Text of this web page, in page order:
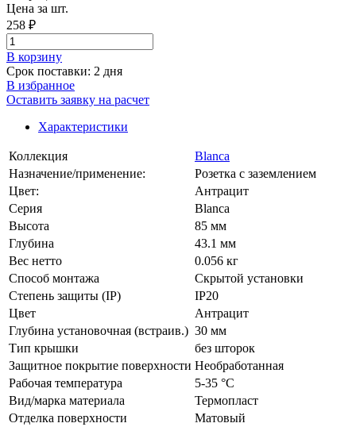
Цена за шт.
258 ₽
В корзинy
Срок поставки: 2 дня
В избранное
Оставить заявку на расчет
Характеристики
Коллекция
Blanca
Назначение/применение:
Розетка с заземлением
Цвет:
Антрацит
Серия
Blanca
Высота
85 мм
Глубина
43.1 мм
Вес нетто
0.056 кг
Способ монтажа
Скрытой установки
Степень защиты (IP)
IP20
Цвет
Антрацит
Глубина установочная (встраив.) 30 мм
Тип крышки
без шторок
Защитное покрытие поверхности Необработанная
Рабочая температура
5-35 °C
Вид/марка материала
Термопласт
Отделка поверхности
Матовый